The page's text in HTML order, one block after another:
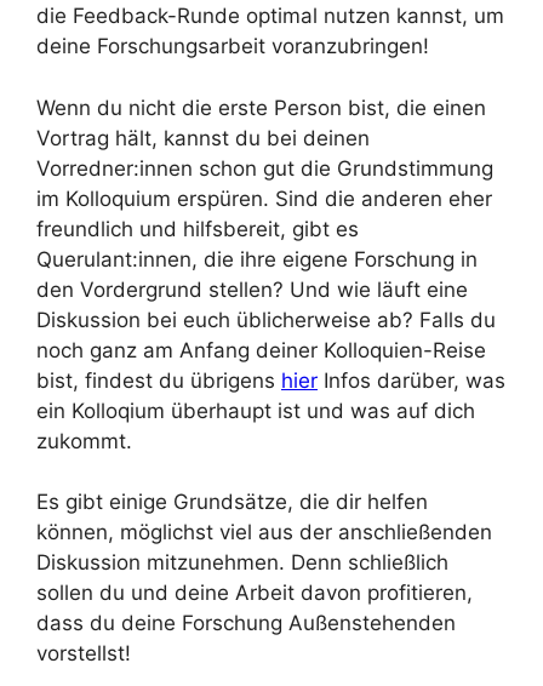
die Feedback-Runde optimal nutzen kannst, um
deine Forschungsarbeit voranzubringen!
Wenn du nicht die erste Person bist, die einen
Vortrag hält, kannst du bei deinen
Vorredner:innen schon gut die Grundstimmung
im Kolloquium erspüren. Sind die anderen eher
freundlich und hilfsbereit, gibt es
Querulant:innen, die ihre eigene Forschung in
den Vordergrund stellen? Und wie läuft eine
Diskussion bei euch üblicherweise ab? Falls du
noch ganz am Anfang deiner Kolloquien-Reise
bist, findest du übrigens hier Infos darüber, was
ein Kolloqium überhaupt ist und was auf dich
zukommt.
Es gibt einige Grundsätze, die dir helfen
können, möglichst viel aus der anschließenden
Diskussion mitzunehmen. Denn schließlich
sollen du und deine Arbeit davon profitieren,
dass du deine Forschung Außenstehenden
vorstellst!